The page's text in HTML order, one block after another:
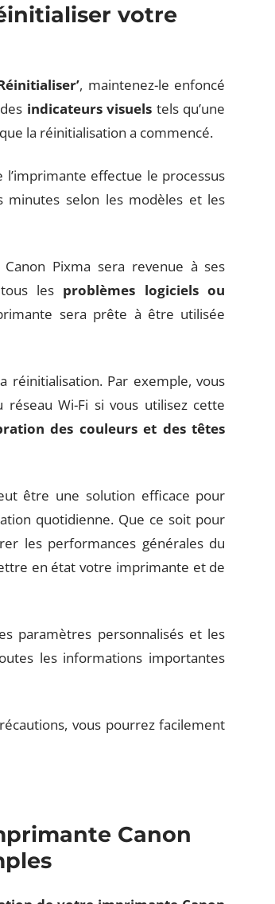
votre
, maintenez-le enfoncé
indicateurs visuels tels qu’une
la réinitialisation a commencé.
effectue le processus
minutes selon les modèles et les
Pixma sera revenue à ses
les problèmes logiciels ou
sera prête à être utilisée
réinitialisation. Par exemple, vous
Wi-Fi si vous utilisez cette
des couleurs et des têtes
être une solution efficace pour
quotidienne. Que ce soit pour
les performances générales du
en état votre imprimante et de
paramètres personnalisés et les
les informations importantes
vous pourrez facilement
Canon